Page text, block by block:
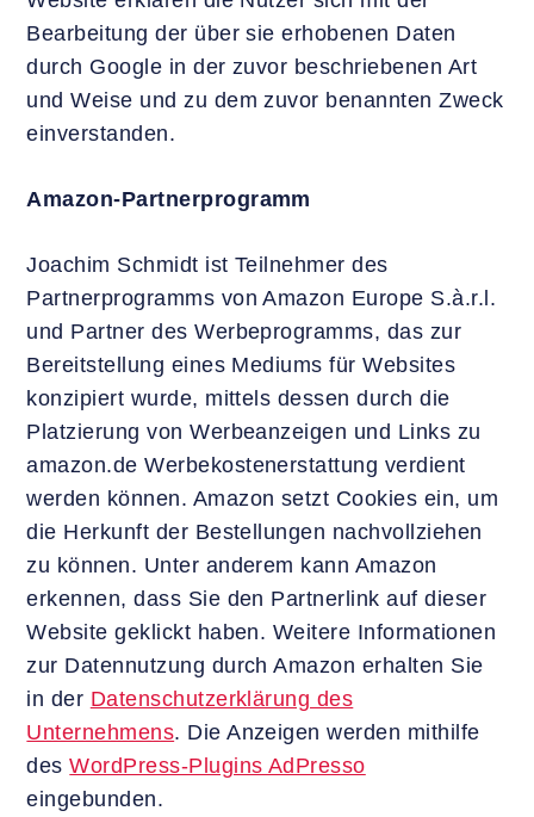
Bearbeitung der über sie erhobenen Daten
durch Google in der zuvor beschriebenen Art
und Weise und zu dem zuvor benannten Zweck
einverstanden.
Amazon-Partnerprogramm
Joachim Schmidt ist Teilnehmer des
Partnerprogramms von Amazon Europe S.à.r.l.
und Partner des Werbeprogramms, das zur
Bereitstellung eines Mediums für Websites
konzipiert wurde, mittels dessen durch die
Platzierung von Werbeanzeigen und Links zu
amazon.de Werbekostenerstattung verdient
werden können. Amazon setzt Cookies ein, um
die Herkunft der Bestellungen nachvollziehen
zu können. Unter anderem kann Amazon
erkennen, dass Sie den Partnerlink auf dieser
Website geklickt haben. Weitere Informationen
zur Datennutzung durch Amazon erhalten Sie
in der Datenschutzerklärung des
Unternehmens. Die Anzeigen werden mithilfe
desWordPress-Plugins AdPresso
eingebunden.